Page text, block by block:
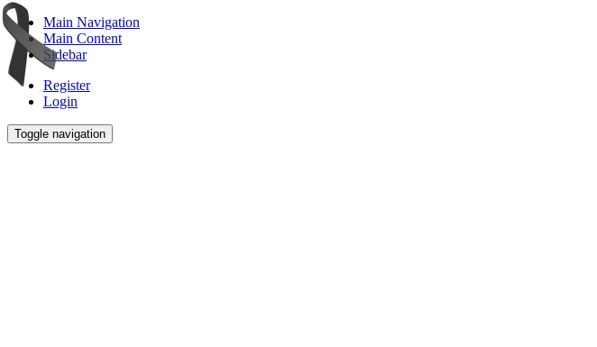
Main Navigation
Main Content
Sidebar
Register
Login
Toggle navigation